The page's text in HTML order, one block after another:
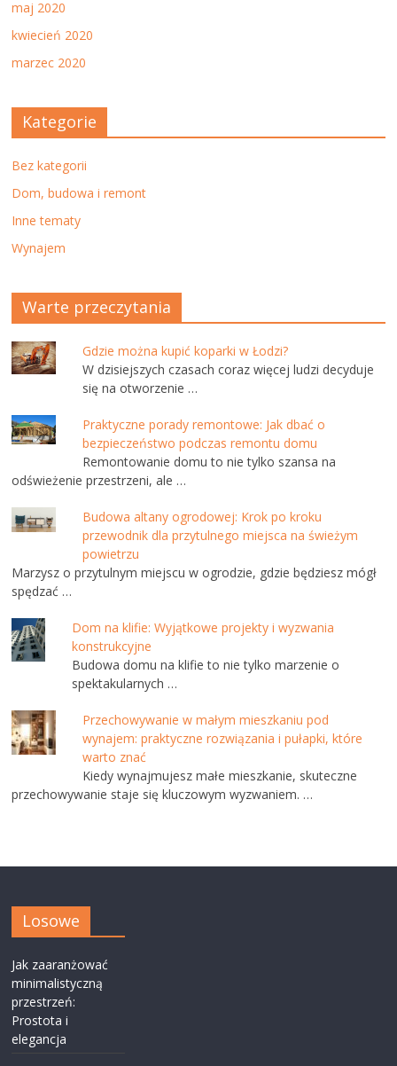
maj 2020
kwiecień 2020
marzec 2020
Kategorie
Bez kategorii
Dom, budowa i remont
Inne tematy
Wynajem
Warte przeczytania
Gdzie można kupić koparki w Łodzi?
W dzisiejszych czasach coraz więcej ludzi decyduje
się na otworzenie …
Praktyczne porady remontowe: Jak dbać o
bezpieczeństwo podczas remontu domu
Remontowanie domu to nie tylko szansa na
odświeżenie przestrzeni, ale …
Budowa altany ogrodowej: Krok po kroku
przewodnik dla przytulnego miejsca na świeżym
powietrzu
Marzysz o przytulnym miejscu w ogrodzie, gdzie będziesz mógł
spędzać …
Dom na klifie: Wyjątkowe projekty i wyzwania
konstrukcyjne
Budowa domu na klifie to nie tylko marzenie o
spektakularnych …
Przechowywanie w małym mieszkaniu pod
wynajem: praktyczne rozwiązania i pułapki, które
warto znać
Kiedy wynajmujesz małe mieszkanie, skuteczne
przechowywanie staje się kluczowym wyzwaniem. …
Losowe
Jak zaaranżować
minimalistyczną
przestrzeń:
Prostota i
elegancja